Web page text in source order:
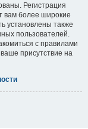
Регистрация
вам более широкие
установлены также
пользователей.
с правилами
присутствие на